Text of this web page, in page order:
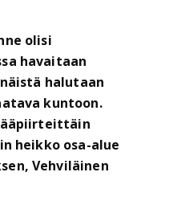
olisi
havaitaan
halutaan
kuntoon.
heikko osa-alue
Vehviläinen